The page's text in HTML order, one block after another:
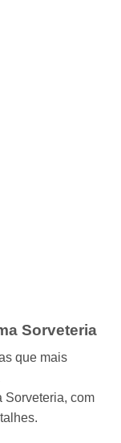
Sorveteria
que mais
Sorveteria, com